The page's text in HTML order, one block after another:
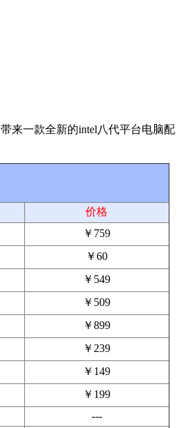
来一款全新的intel八代平台电脑配
价格
￥759
￥60
￥549
￥509
￥899
￥239
￥149
￥199
---